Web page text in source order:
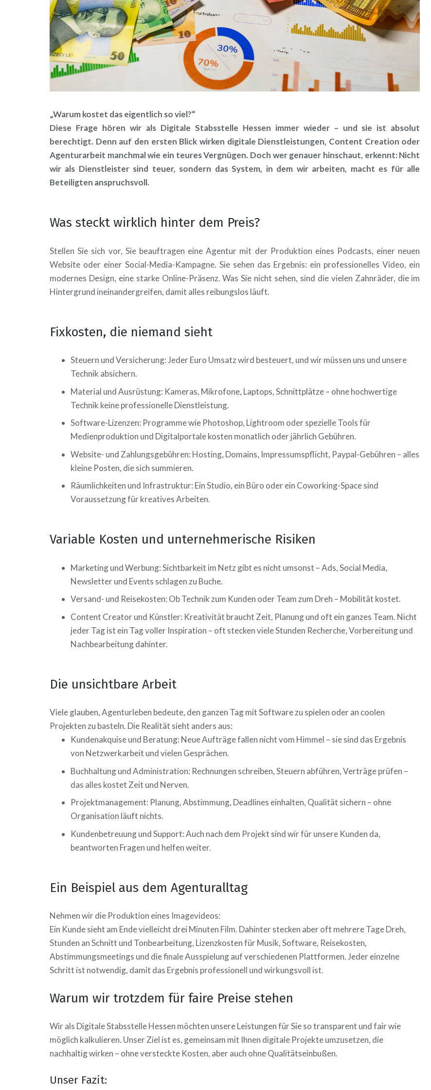
„Warum kostet das eigentlich so viel?“
Diese Frage hören wir als Digitale Stabsstelle Hessen immer wieder – und sie ist absolut
berechtigt. Denn auf den ersten Blick wirken digitale Dienstleistungen, Content Creation oder
Agenturarbeit manchmal wie ein teures Vergnügen. Doch wer genauer hinschaut, erkennt: Nicht
wir als Dienstleister sind teuer, sondern das System, in dem wir arbeiten, macht es für alle
Beteiligten anspruchsvoll.
Was steckt wirklich hinter dem Preis?
Stellen Sie sich vor, Sie beauftragen eine Agentur mit der Produktion eines Podcasts, einer neuen
Website oder einer Social-Media-Kampagne. Sie sehen das Ergebnis: ein professionelles Video, ein
modernes Design, eine starke Online-Präsenz. Was Sie nicht sehen, sind die vielen Zahnräder, die im
Hintergrund ineinandergreifen, damit alles reibungslos läuft.
Fixkosten, die niemand sieht
Steuern und Versicherung: Jeder Euro Umsatz wird besteuert, und wir müssen uns und unsere
Technik absichern.
Material und Ausrüstung: Kameras, Mikrofone, Laptops, Schnittplätze – ohne hochwertige
Technik keine professionelle Dienstleistung.
Software-Lizenzen: Programme wie Photoshop, Lightroom oder spezielle Tools für
Medienproduktion und Digitalportale kosten monatlich oder jährlich Gebühren.
Website- und Zahlungsgebühren: Hosting, Domains, Impressumspflicht, Paypal-Gebühren – alles
kleine Posten, die sich summieren.
Räumlichkeiten und Infrastruktur: Ein Studio, ein Büro oder ein Coworking-Space sind
Voraussetzung für kreatives Arbeiten.
Variable Kosten und unternehmerische Risiken
Marketing und Werbung: Sichtbarkeit im Netz gibt es nicht umsonst – Ads, Social Media,
Newsletter und Events schlagen zu Buche.
Versand- und Reisekosten: Ob Technik zum Kunden oder Team zum Dreh – Mobilität kostet.
Content Creator und Künstler: Kreativität braucht Zeit, Planung und oft ein ganzes Team. Nicht
jeder Tag ist ein Tag voller Inspiration – oft stecken viele Stunden Recherche, Vorbereitung und
Nachbearbeitung dahinter.
Die unsichtbare Arbeit
Viele glauben, Agenturleben bedeute, den ganzen Tag mit Software zu spielen oder an coolen
Projekten zu basteln. Die Realität sieht anders aus:
Kundenakquise und Beratung: Neue Aufträge fallen nicht vom Himmel – sie sind das Ergebnis
von Netzwerkarbeit und vielen Gesprächen.
Buchhaltung und Administration: Rechnungen schreiben, Steuern abführen, Verträge prüfen –
das alles kostet Zeit und Nerven.
Projektmanagement: Planung, Abstimmung, Deadlines einhalten, Qualität sichern – ohne
Organisation läuft nichts.
Kundenbetreuung und Support: Auch nach dem Projekt sind wir für unsere Kunden da,
beantworten Fragen und helfen weiter.
Ein Beispiel aus dem Agenturalltag
Nehmen wir die Produktion eines Imagevideos:
Ein Kunde sieht am Ende vielleicht drei Minuten Film. Dahinter stecken aber oft mehrere Tage Dreh,
Stunden an Schnitt und Tonbearbeitung, Lizenzkosten für Musik, Software, Reisekosten,
Abstimmungsmeetings und die finale Ausspielung auf verschiedenen Plattformen. Jeder einzelne
Schritt ist notwendig, damit das Ergebnis professionell und wirkungsvoll ist.
Warum wir trotzdem für faire Preise stehen
Wir als Digitale Stabsstelle Hessen möchten unsere Leistungen für Sie so transparent und fair wie
möglich kalkulieren. Unser Ziel ist es, gemeinsam mit Ihnen digitale Projekte umzusetzen, die
nachhaltig wirken – ohne versteckte Kosten, aber auch ohne Qualitätseinbußen.
Unser Fazit: